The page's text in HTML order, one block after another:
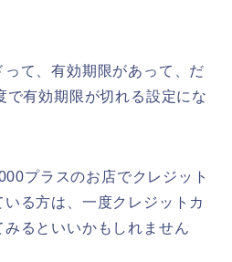
て、有効期限があって、だ
で有効期限が切れる設定にな
プラスのお店でクレジット
る方は、一度クレジットカ
るといいかもしれません